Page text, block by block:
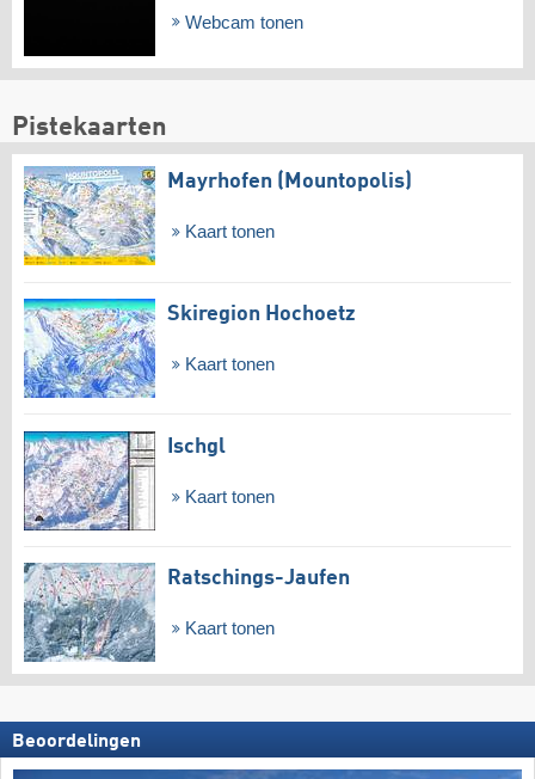
Webcam tonen
Pistekaarten
Mayrhofen (Mountopolis)
Kaart tonen
Skiregion Hochoetz
Kaart tonen
Ischgl
Kaart tonen
Ratschings-Jaufen
Kaart tonen
Beoordelingen